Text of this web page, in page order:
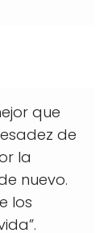
que
de
la
nuevo.
los